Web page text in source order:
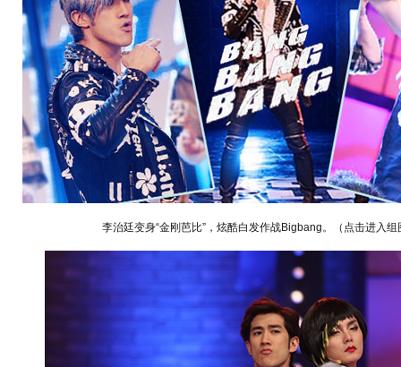
李治廷变身“金刚芭比”，炫酷白发作战Bigbang。（点击进入组